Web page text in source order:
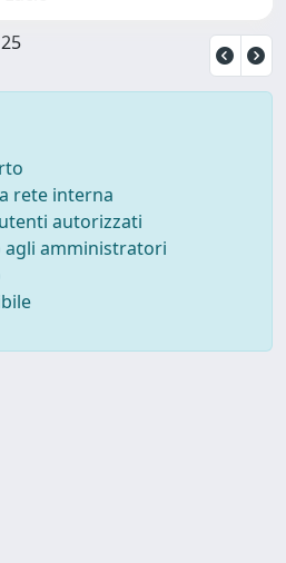
rete interna
autorizzati
amministratori